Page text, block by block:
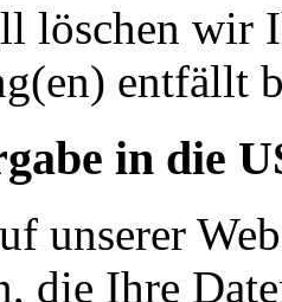
löschen wir
entfällt
in die
unserer
die Ihre